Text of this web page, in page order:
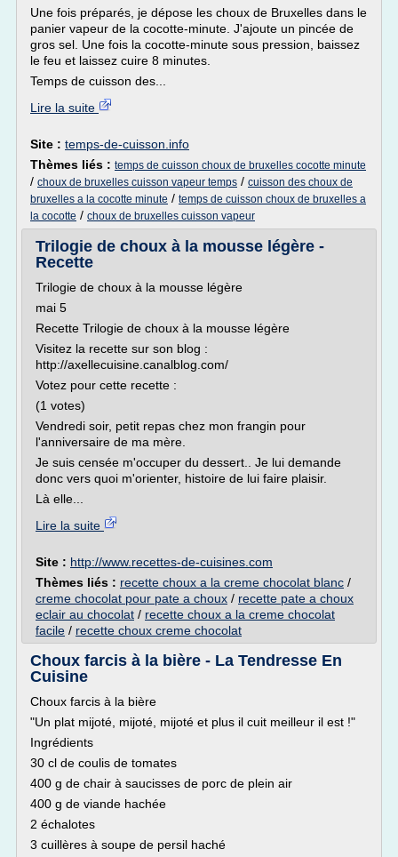
Une fois préparés, je dépose les choux de Bruxelles dans le
panier vapeur de la cocotte-minute. J'ajoute un pincée de
gros sel. Une fois la cocotte-minute sous pression, baissez
le feu et laissez cuire 8 minutes.
Temps de cuisson des...
Lire la suite
Site : temps-de-cuisson.info
Thèmes liés : temps de cuisson choux de bruxelles cocotte minute
/ choux de bruxelles cuisson vapeur temps / cuisson des choux de
bruxelles a la cocotte minute / temps de cuisson choux de bruxelles a
la cocotte / choux de bruxelles cuisson vapeur
Trilogie de choux à la mousse légère -
Recette
Trilogie de choux à la mousse légère
mai 5
Recette Trilogie de choux à la mousse légère
Visitez la recette sur son blog :
http://axellecuisine.canalblog.com/
Votez pour cette recette :
(1 votes)
Vendredi soir, petit repas chez mon frangin pour
l'anniversaire de ma mère.
Je suis censée m'occuper du dessert.. Je lui demande
donc vers quoi m'orienter, histoire de lui faire plaisir.
Là elle...
Lire la suite
Site : http://www.recettes-de-cuisines.com
Thèmes liés : recette choux a la creme chocolat blanc /
creme chocolat pour pate a choux / recette pate a choux
eclair au chocolat / recette choux a la creme chocolat
facile / recette choux creme chocolat
Choux farcis à la bière - La Tendresse En
Cuisine
Choux farcis à la bière
"Un plat mijoté, mijoté, mijoté et plus il cuit meilleur il est !"
Ingrédients
30 cl de coulis de tomates
400 g de chair à saucisses de porc de plein air
400 g de viande hachée
2 échalotes
3 cuillères à soupe de persil haché